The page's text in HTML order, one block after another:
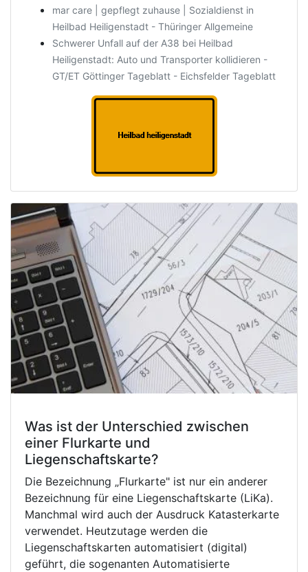
mar care | gepflegt zuhause | Sozialdienst in
Heilbad Heiligenstadt - Thüringer Allgemeine
Schwerer Unfall auf der A38 bei Heilbad
Heiligenstadt: Auto und Transporter kollidieren -
GT/ET Göttinger Tageblatt - Eichsfelder Tageblatt
Was ist der Unterschied zwischen
einer Flurkarte und
Liegenschaftskarte?
Die Bezeichnung „Flurkarte" ist nur ein anderer
Bezeichnung für eine Liegenschaftskarte (LiKa).
Manchmal wird auch der Ausdruck Katasterkarte
verwendet. Heutzutage werden die
Liegenschaftskarten automatisiert (digital)
geführt, die sogenanten Automatisierte